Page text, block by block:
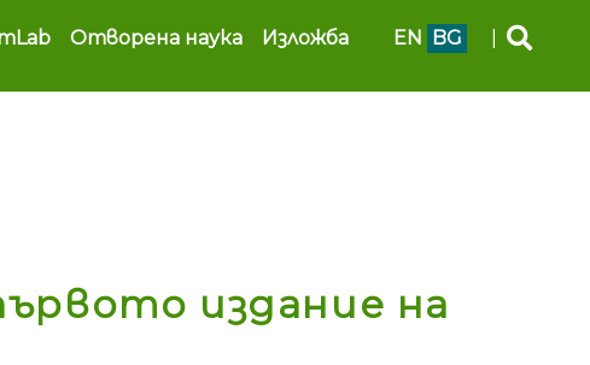
Отворена наука Изложба EN BG
издание на